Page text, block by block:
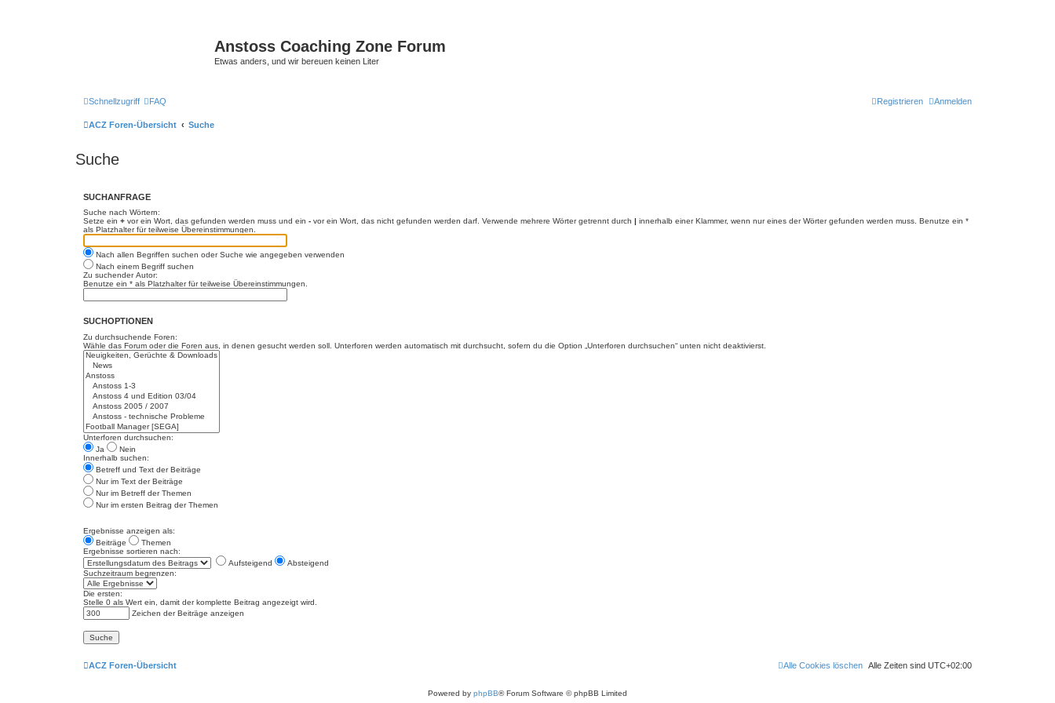
Anstoss Coaching Zone Forum
Etwas anders, und wir bereuen keinen Liter
Schnellzugriff FAQ Anmelden
Registrieren
ACZ Foren-Übersicht Suche
Suche
SUCHANFRAGE
Suche nach Wörtern:
Setze ein + vor ein Wort, das gefunden werden muss und ein - vor ein Wort, das nicht gefunden werden darf. Verwende mehrere Wörter getrennt durch | innerhalb einer Klammer, wenn nur eines der Wörter gefunden werden muss. Benutze ein *
als Platzhalter für teilweise Übereinstimmungen.
Nach allen Begriffen suchen oder Suche wie angegeben verwenden
Nach einem Begriff suchen
Zu suchender Autor:
Benutze ein * als Platzhalter für teilweise Übereinstimmungen.
SUCHOPTIONEN
Zu durchsuchende Foren:
Wähle das Forum oder die Foren aus, in denen gesucht werden soll. Unterforen werden automatisch mit durchsucht, sofern du die Option „Unterforen durchsuchen“ unten nicht deaktivierst.
Unterforen durchsuchen:
Ja
Nein
Innerhalb suchen:
Betreff und Text der Beiträge
Nur im Text der Beiträge
Nur im Betreff der Themen
Nur im ersten Beitrag der Themen
Ergebnisse anzeigen als:
Beiträge
Themen
Ergebnisse sortieren nach:
Aufsteigend
Absteigend
Suchzeitraum begrenzen:
Die ersten:
Stelle 0 als Wert ein, damit der komplette Beitrag angezeigt wird.
Zeichen der Beiträge anzeigen
ACZ Foren-Übersicht Alle Zeiten sind UTC+02:00
Alle Cookies löschen
Powered by phpBB® Forum Software © phpBB Limited